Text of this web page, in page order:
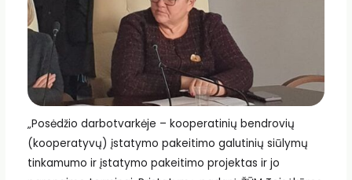
„Posėdžio darbotvarkėje – kooperatinių bendrovių
(kooperatyvų) įstatymo pakeitimo galutinių siūlymų
tinkamumo ir įstatymo pakeitimo projektas ir jo